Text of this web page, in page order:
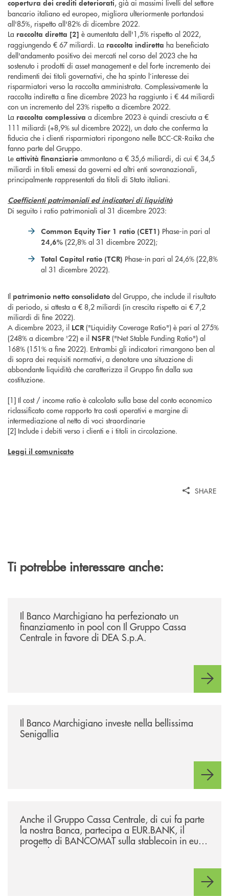
copertura dei crediti deteriorati, già ai massimi livelli del settore
bancario italiano ed europeo, migliora ulteriormente portandosi
all'85%, rispetto all'82% di dicembre 2022.
La raccolta diretta [2] è aumentata dell'1,5% rispetto al 2022,
raggiungendo € 67 miliardi. La raccolta indiretta ha beneficiato
dell'andamento positivo dei mercati nel corso del 2023 che ha
sostenuto i prodotti di asset management e del forte incremento dei
rendimenti dei titoli governativi, che ha spinto l’interesse dei
risparmiatori verso la raccolta amministrata. Complessivamente la
raccolta indiretta a fine dicembre 2023 ha raggiunto i € 44 miliardi
con un incremento del 23% rispetto a dicembre 2022.
La raccolta complessiva a dicembre 2023 è quindi cresciuta a €
111 miliardi (+8,9% sul dicembre 2022), un dato che conferma la
fiducia che i clienti risparmiatori ripongono nelle BCC-CR-Raika che
fanno parte del Gruppo.
Le attività finanziarie ammontano a € 35,6 miliardi, di cui € 34,5
miliardi in titoli emessi da governi ed altri enti sovranazionali,
principalmente rappresentati da titoli di Stato italiani.
Coefficienti patrimoniali ed indicatori di liquidità
Di seguito i ratio patrimoniali al 31 dicembre 2023:
Common Equity Tier 1 ratio (CET1) Phase-in pari al
24,6% (22,8% al 31 dicembre 2022);
Total Capital ratio (TCR) Phase-in pari al 24,6% (22,8%
al 31 dicembre 2022).
Il patrimonio netto consolidato del Gruppo, che include il risultato
di periodo, si attesta a € 8,2 miliardi (in crescita rispetto ai € 7,2
miliardi di fine 2022).
A dicembre 2023, il LCR ("Liquidity Coverage Ratio") è pari al 275%
(248% a dicembre '22) e il NSFR ("Net Stable Funding Ratio") al
168% (151% a fine 2022). Entrambi gli indicatori rimangono ben al
di sopra dei requisiti normativi, a denotare una situazione di
abbondante liquidità che caratterizza il Gruppo fin dalla sua
costituzione.
[1] Il cost / income ratio è calcolato sulla base del conto economico
riclassificato come rapporto tra costi operativi e margine di
intermediazione al netto di voci straordinarie
[2] Include i debiti verso i clienti e i titoli in circolazione.
Leggi il comunicato
SHARE
Ti potrebbe interessare anche:
Il Banco Marchigiano ha perfezionato un
finanziamento in pool con Il Gruppo Cassa
Centrale in favore di DEA S.p.A.
Il Banco Marchigiano investe nella bellissima
Senigallia
Anche il Gruppo Cassa Centrale, di cui fa parte
la nostra Banca, partecipa a EUR.BANK, il
progetto di BANCOMAT sulla stablecoin in euro
e sul relativo ecosistema